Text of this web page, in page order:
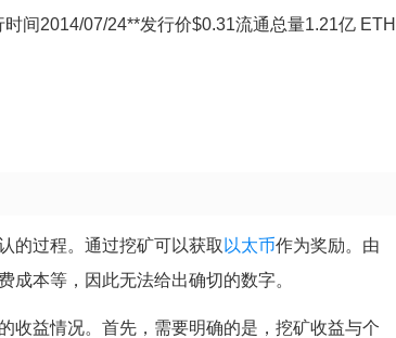
间2014/07/24**发行价$0.31流通总量1.21亿 ETH
的过程。通过挖矿可以获取 以太币作为奖励。由
本等，因此无法给出确切的数字。
收益情况。首先，需要明确的是，挖矿收益与个